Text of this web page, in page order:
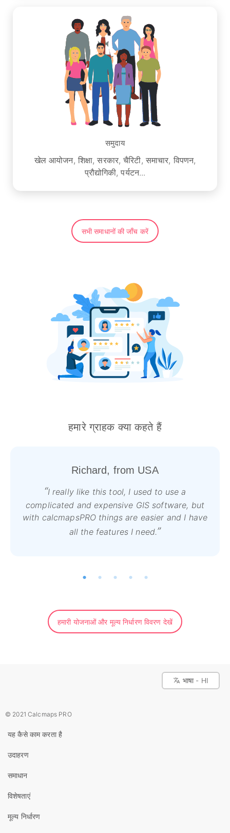
समुदाय
खेल आयोजन, शिक्षा, सरकार, चैरिटी, समाचार, विपणन,
प्रौद्योगिकी, पर्यटन...
सभी समाधानों की जाँच करें
हमारे ग्राहक क्या कहते हैं
Richard, from USA
I really like this tool, I used to use a
complicated and expensive GIS software, but
with calcmapsPRO things are easier and I have
all the features I need.
हमारी योजनाओं और मूल्य निर्धारण विवरण देखें
भाषा - HI
© 2021 Calcmaps PRO
यह कैसे काम करता है
उदाहरण
समाधान
विशेषताएं
मूल्य निर्धारण